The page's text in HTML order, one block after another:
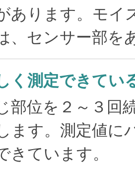
あります。モイ
、センサー部を
く測定できてい
部位を２～３回
ます。測定値に
きています。